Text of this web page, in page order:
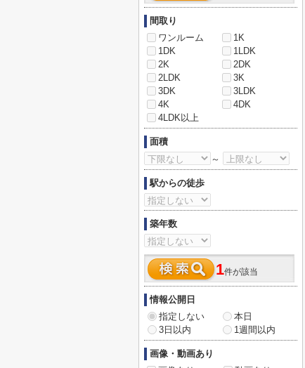
間取り
ワンルーム
1K
1DK
1LDK
2K
2DK
2LDK
3K
3DK
3LDK
4K
4DK
4LDK以上
面積
～
駅からの徒歩
築年数
1件が該当
情報公開日
指定しない
本日
3日以内
1週間以内
画像・動画あり